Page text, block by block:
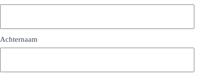
Achternaam